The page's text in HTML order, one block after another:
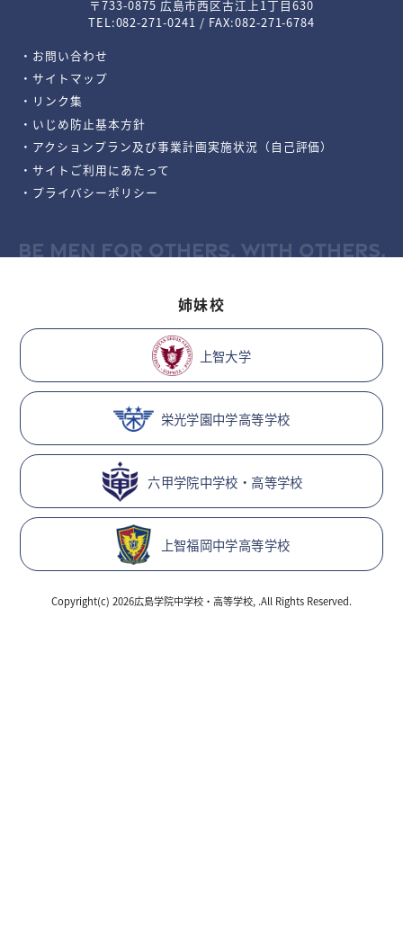
〒733-0875 広島市西区古江上1丁目630
TEL:082-271-0241 / FAX:082-271-6784
・お問い合わせ
・サイトマップ
・リンク集
・いじめ防止基本方針
・アクションプラン及び事業計画実施状況（自己評価）
・サイトご利用にあたって
・プライバシーポリシー
BE MEN FOR OTHERS, WITH OTHERS.
姉妹校
上智大学
栄光学園中学高等学校
六甲学院中学校・高等学校
上智福岡中学高等学校
Copyright(c) 2026広島学院中学校・高等学校, .All Rights Reserved.